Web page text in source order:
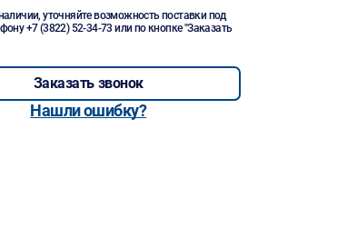
уточняйте возможность поставки под
+7 (3822) 52-34-73 или по кнопке "Заказать
Заказать звонок
Нашли ошибку?